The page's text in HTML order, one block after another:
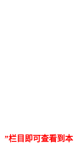
”栏目即可查看到本